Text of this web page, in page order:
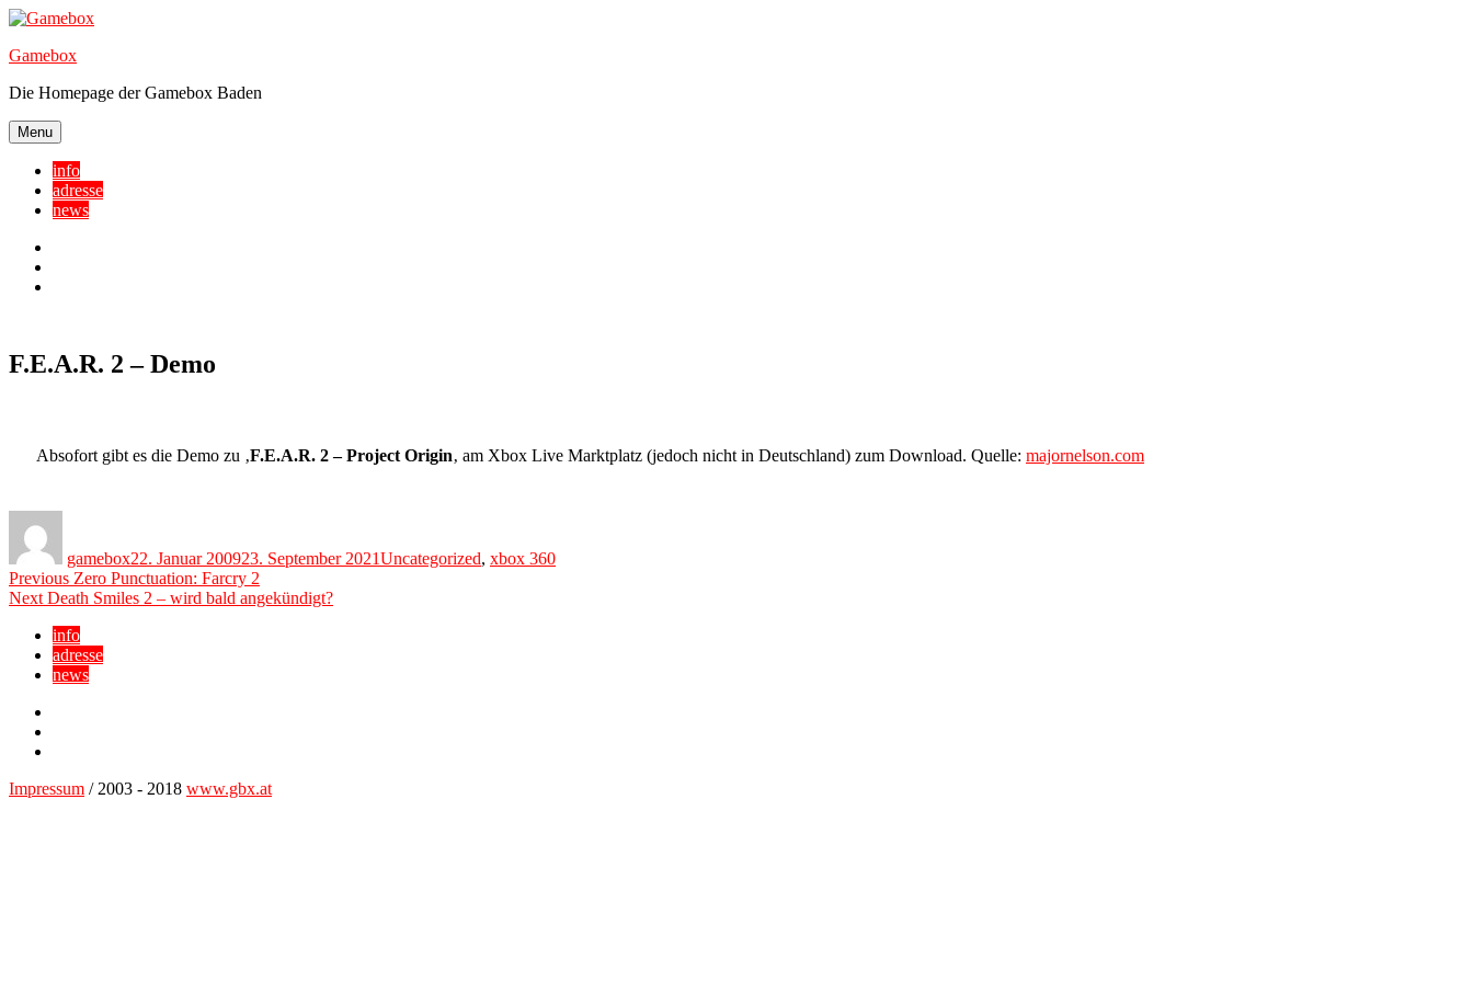
Skip
content
Gamebox
Die Homepage der Gamebox Baden
Menu
info
adresse
news
F.E.A.R. 2 – Demo
Absofort gibt es die Demo zu ‚F.E.A.R. 2 – Project Origin‚ am Xbox Live Marktplatz (jedoch nicht in Deutschland) zum Download. Quelle: majornelson.com
gamebox22. Januar 200923. September 2021Uncategorized, xbox 360
Beitragsnavigation
Previous Previous
post:
Zero Punctuation: Farcry 2
Next Next
Death Smiles 2 – wird bald angekündigt?
info
adresse
news
Impressum / 2003 - 2018 www.gbx.at